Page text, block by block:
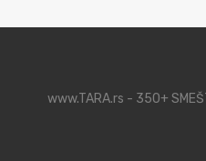
www.TARA.rs - 350+